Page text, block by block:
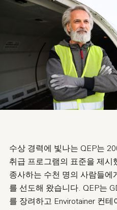
수상 경력에 빛나는 QEP는
취급 프로그램의 표준을 제시
종사하는 수천 명의 사람들에
를 선도해 왔습니다. QEP는
를 장려하고 Envirotainer 컨